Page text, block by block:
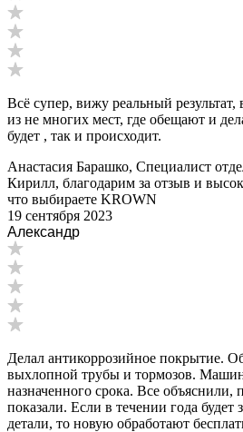
Всё супер, вижу реальный
из не многих мест, где обещают и
будет , так и происходит.
Анастасия Барашко, Специалист
Кирилл, благодарим за отзыв и
что выбираете KROWN
19 сентября 2023
Александр
Делал антикоррозийное покрытие.
выхлопной трубы и тормозов.
назначенного срока. Все объяснили,
показали. Если в течении года будет
детали, то новую обработают